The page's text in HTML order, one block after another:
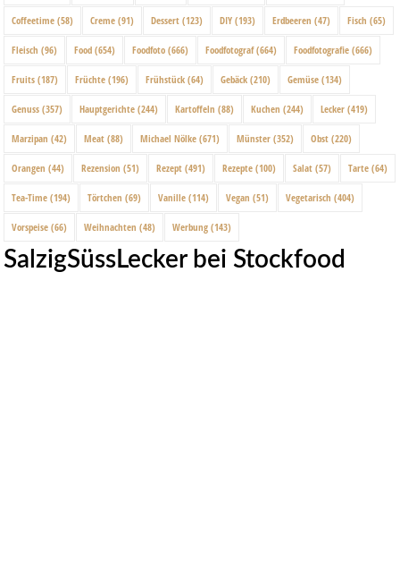
Coffeetime (58) Creme (91) Dessert (123) DIY (193) Erdbeeren (47) Fisch (65)
Fleisch (96) Food (654) Foodfoto (666) Foodfotograf(664) Foodfotografie (666)
Fruits (187) Früchte (196) Frühstück (64) Gebäck (210) Gemüse (134)
Genuss (357) Hauptgerichte (244) Kartoffeln (88) Kuchen (244) Lecker (419)
Marzipan (42) Meat (88) Michael Nölke (671) Münster (352) Obst (220)
Orangen (44) Rezension (51) Rezept (491) Rezepte (100) Salat (57) Tarte (64)
Tea-Time (194) Törtchen (69) Vanille (114) Vegan (51) Vegetarisch (404)
Vorspeise (66) Weihnachten (48) Werbung (143)
SalzigSüssLecker bei Stockfood